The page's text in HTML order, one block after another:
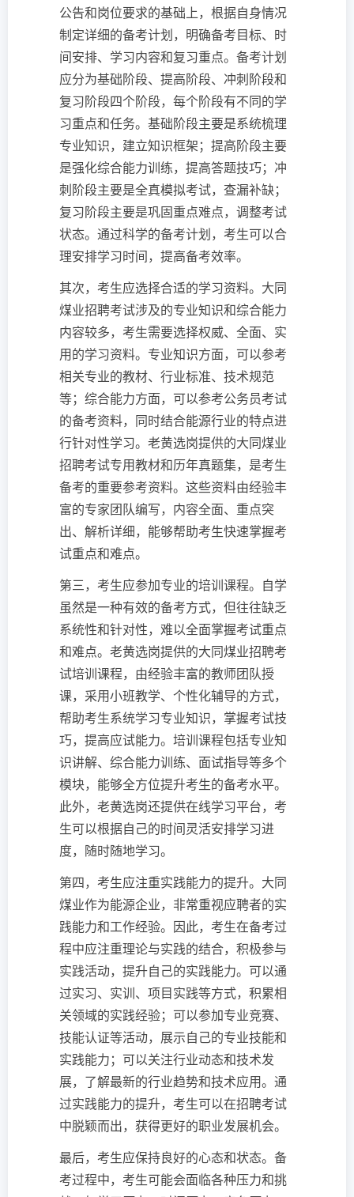
公告和岗位要求的基础上，根据自身情况
制定详细的备考计划，明确备考目标、时
间安排、学习内容和复习重点。备考计划
应分为基础阶段、提高阶段、冲刺阶段和
复习阶段四个阶段，每个阶段有不同的学
习重点和任务。基础阶段主要是系统梳理
专业知识，建立知识框架；提高阶段主要
是强化综合能力训练，提高答题技巧；冲
刺阶段主要是全真模拟考试，查漏补缺；
复习阶段主要是巩固重点难点，调整考试
状态。通过科学的备考计划，考生可以合
理安排学习时间，提高备考效率。
其次，考生应选择合适的学习资料。大同
煤业招聘考试涉及的专业知识和综合能力
内容较多，考生需要选择权威、全面、实
用的学习资料。专业知识方面，可以参考
相关专业的教材、行业标准、技术规范
等；综合能力方面，可以参考公务员考试
的备考资料，同时结合能源行业的特点进
行针对性学习。老黄选岗提供的大同煤业
招聘考试专用教材和历年真题集，是考生
备考的重要参考资料。这些资料由经验丰
富的专家团队编写，内容全面、重点突
出、解析详细，能够帮助考生快速掌握考
试重点和难点。
第三，考生应参加专业的培训课程。自学
虽然是一种有效的备考方式，但往往缺乏
系统性和针对性，难以全面掌握考试重点
和难点。老黄选岗提供的大同煤业招聘考
试培训课程，由经验丰富的教师团队授
课，采用小班教学、个性化辅导的方式，
帮助考生系统学习专业知识，掌握考试技
巧，提高应试能力。培训课程包括专业知
识讲解、综合能力训练、面试指导等多个
模块，能够全方位提升考生的备考水平。
此外，老黄选岗还提供在线学习平台，考
生可以根据自己的时间灵活安排学习进
度，随时随地学习。
第四，考生应注重实践能力的提升。大同
煤业作为能源企业，非常重视应聘者的实
践能力和工作经验。因此，考生在备考过
程中应注重理论与实践的结合，积极参与
实践活动，提升自己的实践能力。可以通
过实习、实训、项目实践等方式，积累相
关领域的实践经验；可以参加专业竞赛、
技能认证等活动，展示自己的专业技能和
实践能力；可以关注行业动态和技术发
展，了解最新的行业趋势和技术应用。通
过实践能力的提升，考生可以在招聘考试
中脱颖而出，获得更好的职业发展机会。
最后，考生应保持良好的心态和状态。备
考过程中，考生可能会面临各种压力和挑